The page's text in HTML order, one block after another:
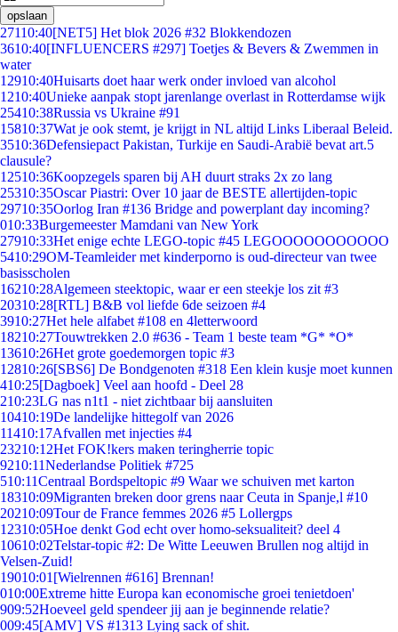
opslaan
27110:40[NET5] Het blok 2026 #32 Blokkendozen
3610:40[INFLUENCERS #297] Toetjes & Bevers & Zwemmen in
water
12910:40Huisarts doet haar werk onder invloed van alcohol
1210:40Unieke aanpak stopt jarenlange overlast in Rotterdamse wijk
25410:38Russia vs Ukraine #91
15810:37Wat je ook stemt, je krijgt in NL altijd Links Liberaal Beleid.
3510:36Defensiepact Pakistan, Turkije en Saudi-Arabië bevat art.5
clausule?
12510:36Koopzegels sparen bij AH duurt straks 2x zo lang
25310:35Oscar Piastri: Over 10 jaar de BESTE allertijden-topic
29710:35Oorlog Iran #136 Bridge and powerplant day incoming?
010:33Burgemeester Mamdani van New York
27910:33Het enige echte LEGO-topic #45 LEGOOOOOOOOOOO
5410:29OM-Teamleider met kinderporno is oud-directeur van twee
basisscholen
16210:28Algemeen steektopic, waar er een steekje los zit #3
20310:28[RTL] B&B vol liefde 6de seizoen #4
3910:27Het hele alfabet #108 en 4letterwoord
18210:27Touwtrekken 2.0 #636 - Team 1 beste team *G* *O*
13610:26Het grote goedemorgen topic #3
12810:26[SBS6] De Bondgenoten #318 Een klein kusje moet kunnen
410:25[Dagboek] Veel aan hoofd - Deel 28
210:23LG nas n1t1 - niet zichtbaar bij aansluiten
10410:19De landelijke hittegolf van 2026
11410:17Afvallen met injecties #4
23210:12Het FOK!kers maken teringherrie topic
9210:11Nederlandse Politiek #725
510:11Centraal Bordspeltopic #9 Waar we schuiven met karton
18310:09Migranten breken door grens naar Ceuta in Spanje,l #10
20210:09Tour de France femmes 2026 #5 Lollergps
12310:05Hoe denkt God echt over homo-seksualiteit? deel 4
10610:02Telstar-topic #2: De Witte Leeuwen Brullen nog altijd in
Velsen-Zuid!
19010:01 [Wielrennen #616] Brennan!
010:00Extreme hitte Europa kan economische groei tenietdoen'
909:52Hoeveel geld spendeer jij aan je beginnende relatie?
009:45[AMV] VS #1313 Lying sack of shit.